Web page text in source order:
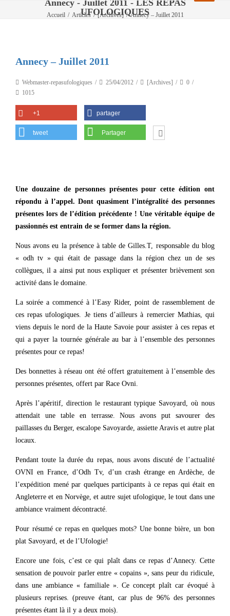
Annecy - Juillet 2011 - LES REPAS
UFOLOGIQUES
Accueil / Articles / [Archives] / Annecy – Juillet 2011
Annecy – Juillet 2011
Webmaster-repasufologiques 25/04/2012 [Archives]
0
1015
+1 partager
tweet Partager
Une douzaine de personnes présentes pour cette édition ont
répondu à l’appel. Dont quasiment l’intégralité des personnes
présentes lors de l’édition précédente ! Une véritable équipe de
passionnés est entrain de se former dans la région.
Nous avons eu la présence à table de Gilles.T, responsable du blog
« odh tv » qui était de passage dans la région chez un de ses
collègues, il a ainsi put nous expliquer et présenter brièvement son
activité dans le domaine.
La soirée a commencé à l’Easy Rider, point de rassemblement de
ces repas ufologiques. Je tiens d’ailleurs à remercier Mathias, qui
viens depuis le nord de la Haute Savoie pour assister à ces repas et
qui a payer la tournée générale au bar à l’ensemble des personnes
présentes pour ce repas!
Des bonnettes à réseau ont été offert gratuitement à l’ensemble des
personnes présentes, offert par Race Ovni.
Après l’apéritif, direction le restaurant typique Savoyard, où nous
attendait une table en terrasse. Nous avons put savourer des
paillasses du Berger, escalope Savoyarde, assiette Aravis et autre plat
locaux.
Pendant toute la durée du repas, nous avons discuté de l’actualité
OVNI en France, d’Odh Tv, d’un crash étrange en Ardèche, de
l’expédition mené par quelques participants à ce repas qui était en
Angleterre et en Norvège, et autre sujet ufologique, le tout dans une
ambiance vraiment décontracté.
Pour résumé ce repas en quelques mots? Une bonne bière, un bon
plat Savoyard, et de l’Ufologie!
Encore une fois, c’est ce qui plaît dans ce repas d’Annecy. Cette
sensation de pouvoir parler entre « copains », sans peur du ridicule,
dans une ambiance « familiale ». Ce concept plaît car évoqué à
plusieurs reprises. (preuve étant, car plus de 96% des personnes
présentes étant là il y a deux mois).